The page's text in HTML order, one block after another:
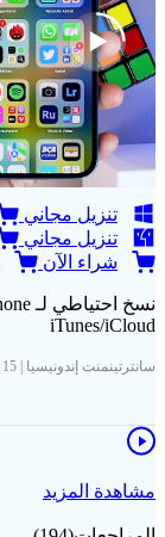
تنزيل مجاني
تنزيل مجاني
شراء الآن
iTunes/iCloud
سانترتينمنت إندونيسيا | 15 يوليو 2022
مشاهدة المزيد